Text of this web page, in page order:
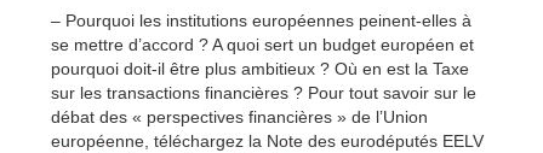
– Pourquoi les institutions européennes peinent-elles à
se mettre d’accord ? A quoi sert un budget européen et
pourquoi doit-il être plus ambitieux ? Où en est la Taxe
sur les transactions financières ? Pour tout savoir sur le
débat des « perspectives financières » de l’Union
européenne, téléchargez la Note des eurodéputés EELV